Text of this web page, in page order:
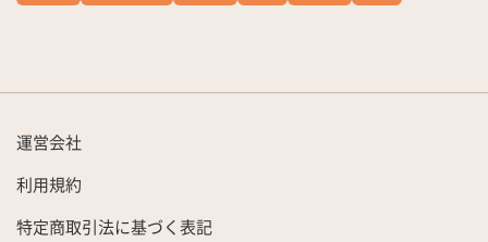
運営会社
利用規約
特定商取引法に基づく表記